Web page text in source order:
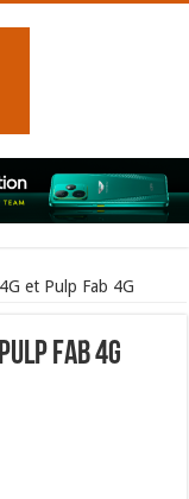
et Pulp Fab 4G
Fab 4G